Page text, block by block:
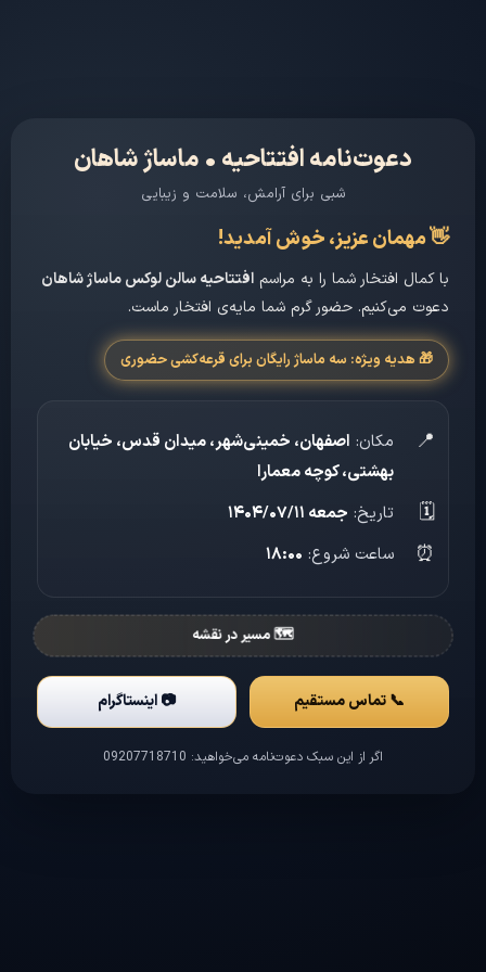
دعوت‌نامه افتتاحیه • ماساژ شاهان
شبی برای آرامش، سلامت و زیبایی
👋مهمان عزیز، خوش آمدید!
با کمال افتخار شما را به مراسم افتتاحیه سالن لوکس ماساژ شاهان
دعوت می‌کنیم. حضور گرم شما مایه‌ی افتخار ماست.
🎁 هدیه ویژه: سه ماساژ رایگان برای قرعه‌کشی حضوری
📍 مکان: اصفهان، خمینی‌شهر، میدان قدس، خیابان
بهشتی، کوچه معمارا
🗓️ تاریخ: جمعه ۱۴۰۴/۰۷/۱۱
⏰ ساعت شروع: ۱۸:۰۰
🗺️ مسیر در نقشه
📞 تماس مستقیم 📷 اینستاگرام
اگر از این سبک دعوت‌نامه می‌خواهید: 09207718710